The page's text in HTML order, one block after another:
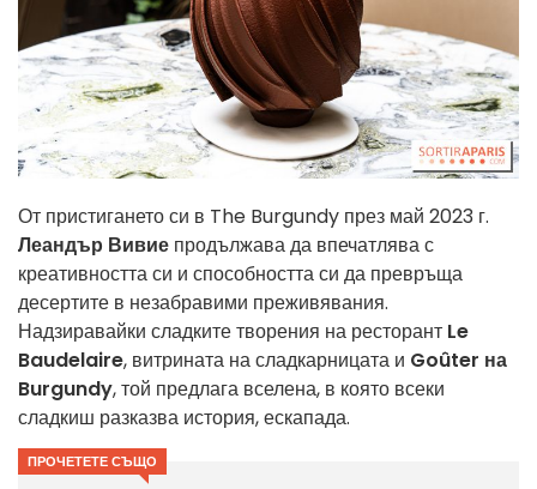
От пристигането си в The Burgundy през май 2023 г.
Леандър Вивие продължава да впечатлява с
креативността си и способността си да превръща
десертите в незабравими преживявания.
Надзиравайки сладките творения на ресторант Le
Baudelaire, витрината на сладкарницата и Goûter на
Burgundy, той предлага вселена, в която всеки
сладкиш разказва история, ескапада.
ПРОЧЕТЕТЕ СЪЩО